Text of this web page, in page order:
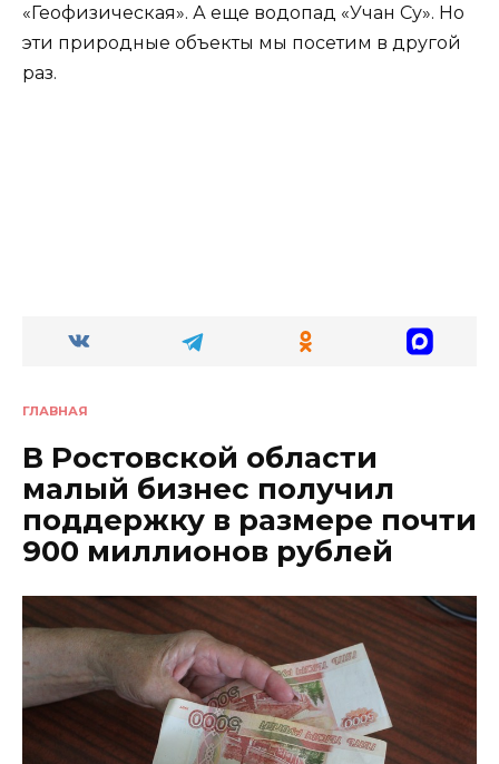
«Геофизическая». А еще водопад «Учан Су». Но
эти природные объекты мы посетим в другой
раз.
ГЛАВНАЯ
В Ростовской области
малый бизнес получил
поддержку в размере почти
900 миллионов рублей